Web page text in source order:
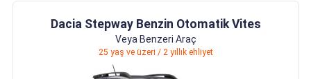
Dacia Stepway Benzin Otomatik Vites
Veya Benzeri Araç
25 yaş ve üzeri / 2 yıllık ehliyet